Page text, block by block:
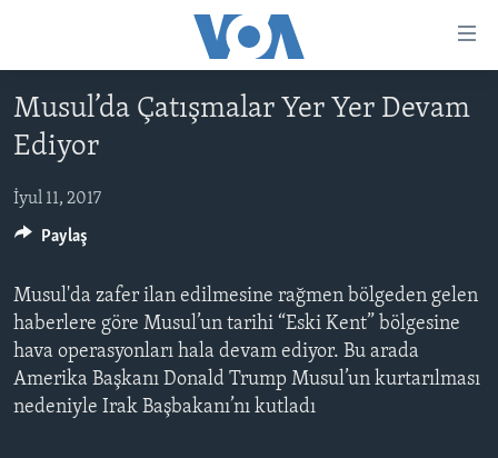
to
main
Skip
Navigation
Skip
to
Search
ANA SƏHİFƏ
PROQRAMLAR
AMERIKA İCMALI
DÜNYAYA BAXIŞ
AZƏRBAYCAN
DÜNYA
İSRAIL-HƏMAS MÜNAQIŞƏSI
ABŞ SEÇKILƏRI 2024
İRAN AZƏRBAYCANI
VIDEOLAR
MEDIA AZADLIĞI
Musul’da Çatışmalar Yer Yer Devam
Ediyor
İyul 11, 2017
Musul'da zafer ilan edilmesine rağmen bölgeden gelen
haberlere göre Musul’un tarihi “Eski Kent” bölgesine
hava operasyonları hala devam ediyor. Bu arada
Amerika Başkanı Donald Trump Musul’un kurtarılması
nedeniyle Irak Başbakanı’nı kutladı
Paylaş